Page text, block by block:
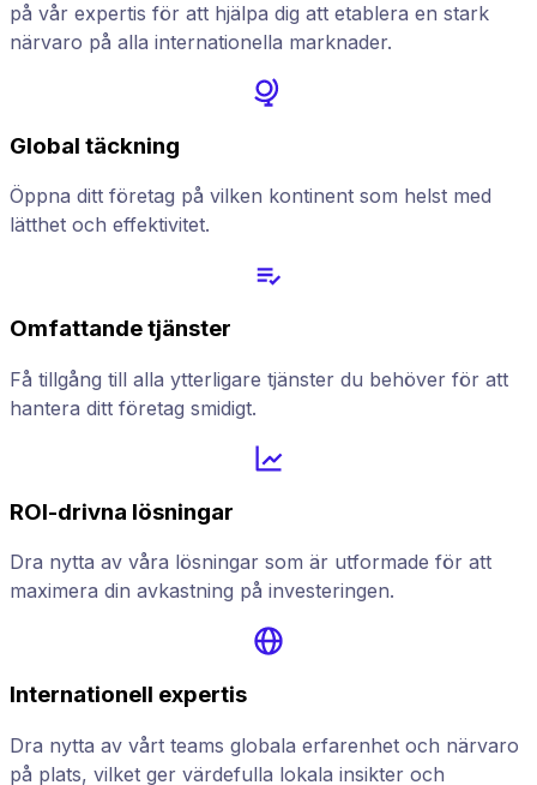
på vår expertis för att hjälpa dig att etablera en stark
närvaro på alla internationella marknader.
Global täckning
Öppna ditt företag på vilken kontinent som helst med
lätthet och effektivitet.
Omfattande tjänster
Få tillgång till alla ytterligare tjänster du behöver för att
hantera ditt företag smidigt.
ROI-drivna lösningar
Dra nytta av våra lösningar som är utformade för att
maximera din avkastning på investeringen.
Internationell expertis
Dra nytta av vårt teams globala erfarenhet och närvaro
på plats, vilket ger värdefulla lokala insikter och